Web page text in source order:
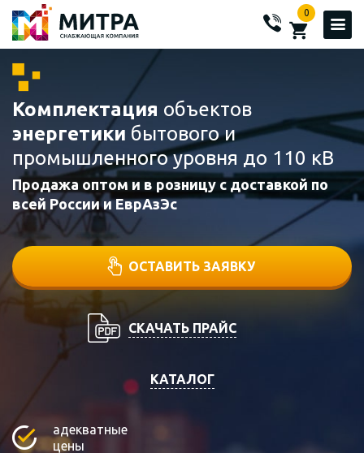
0
Комплектация объектов
энергетики бытового и
промышленного уровня до 110 кВ
Продажа оптом и в розницу с доставкой по
всей России и ЕврАзЭс
ОСТАВИТЬ ЗАЯВКУ
СКАЧАТЬ ПРАЙС
КАТАЛОГ
адекватные
цены